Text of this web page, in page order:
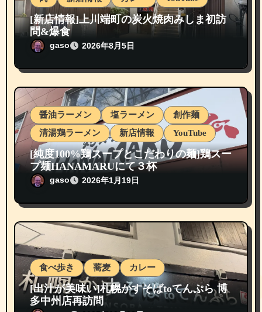
[新店情報]上川端町の炭火焼肉みしま初訪
問&爆食
gaso 2026年8月5日
醤油ラーメン 塩ラーメン
創作麺
清湯鶏ラーメン
新店情報 YouTube
[純度100%鶏スープとこだわりの麺]鶏スー
プ麺HANAMARUにて３杯
gaso 2026年1月19日
食べ歩き 蕎麦 カレー
[出汁が美味い]札幌かすそばtoてんぷら 博
多中州店再訪問